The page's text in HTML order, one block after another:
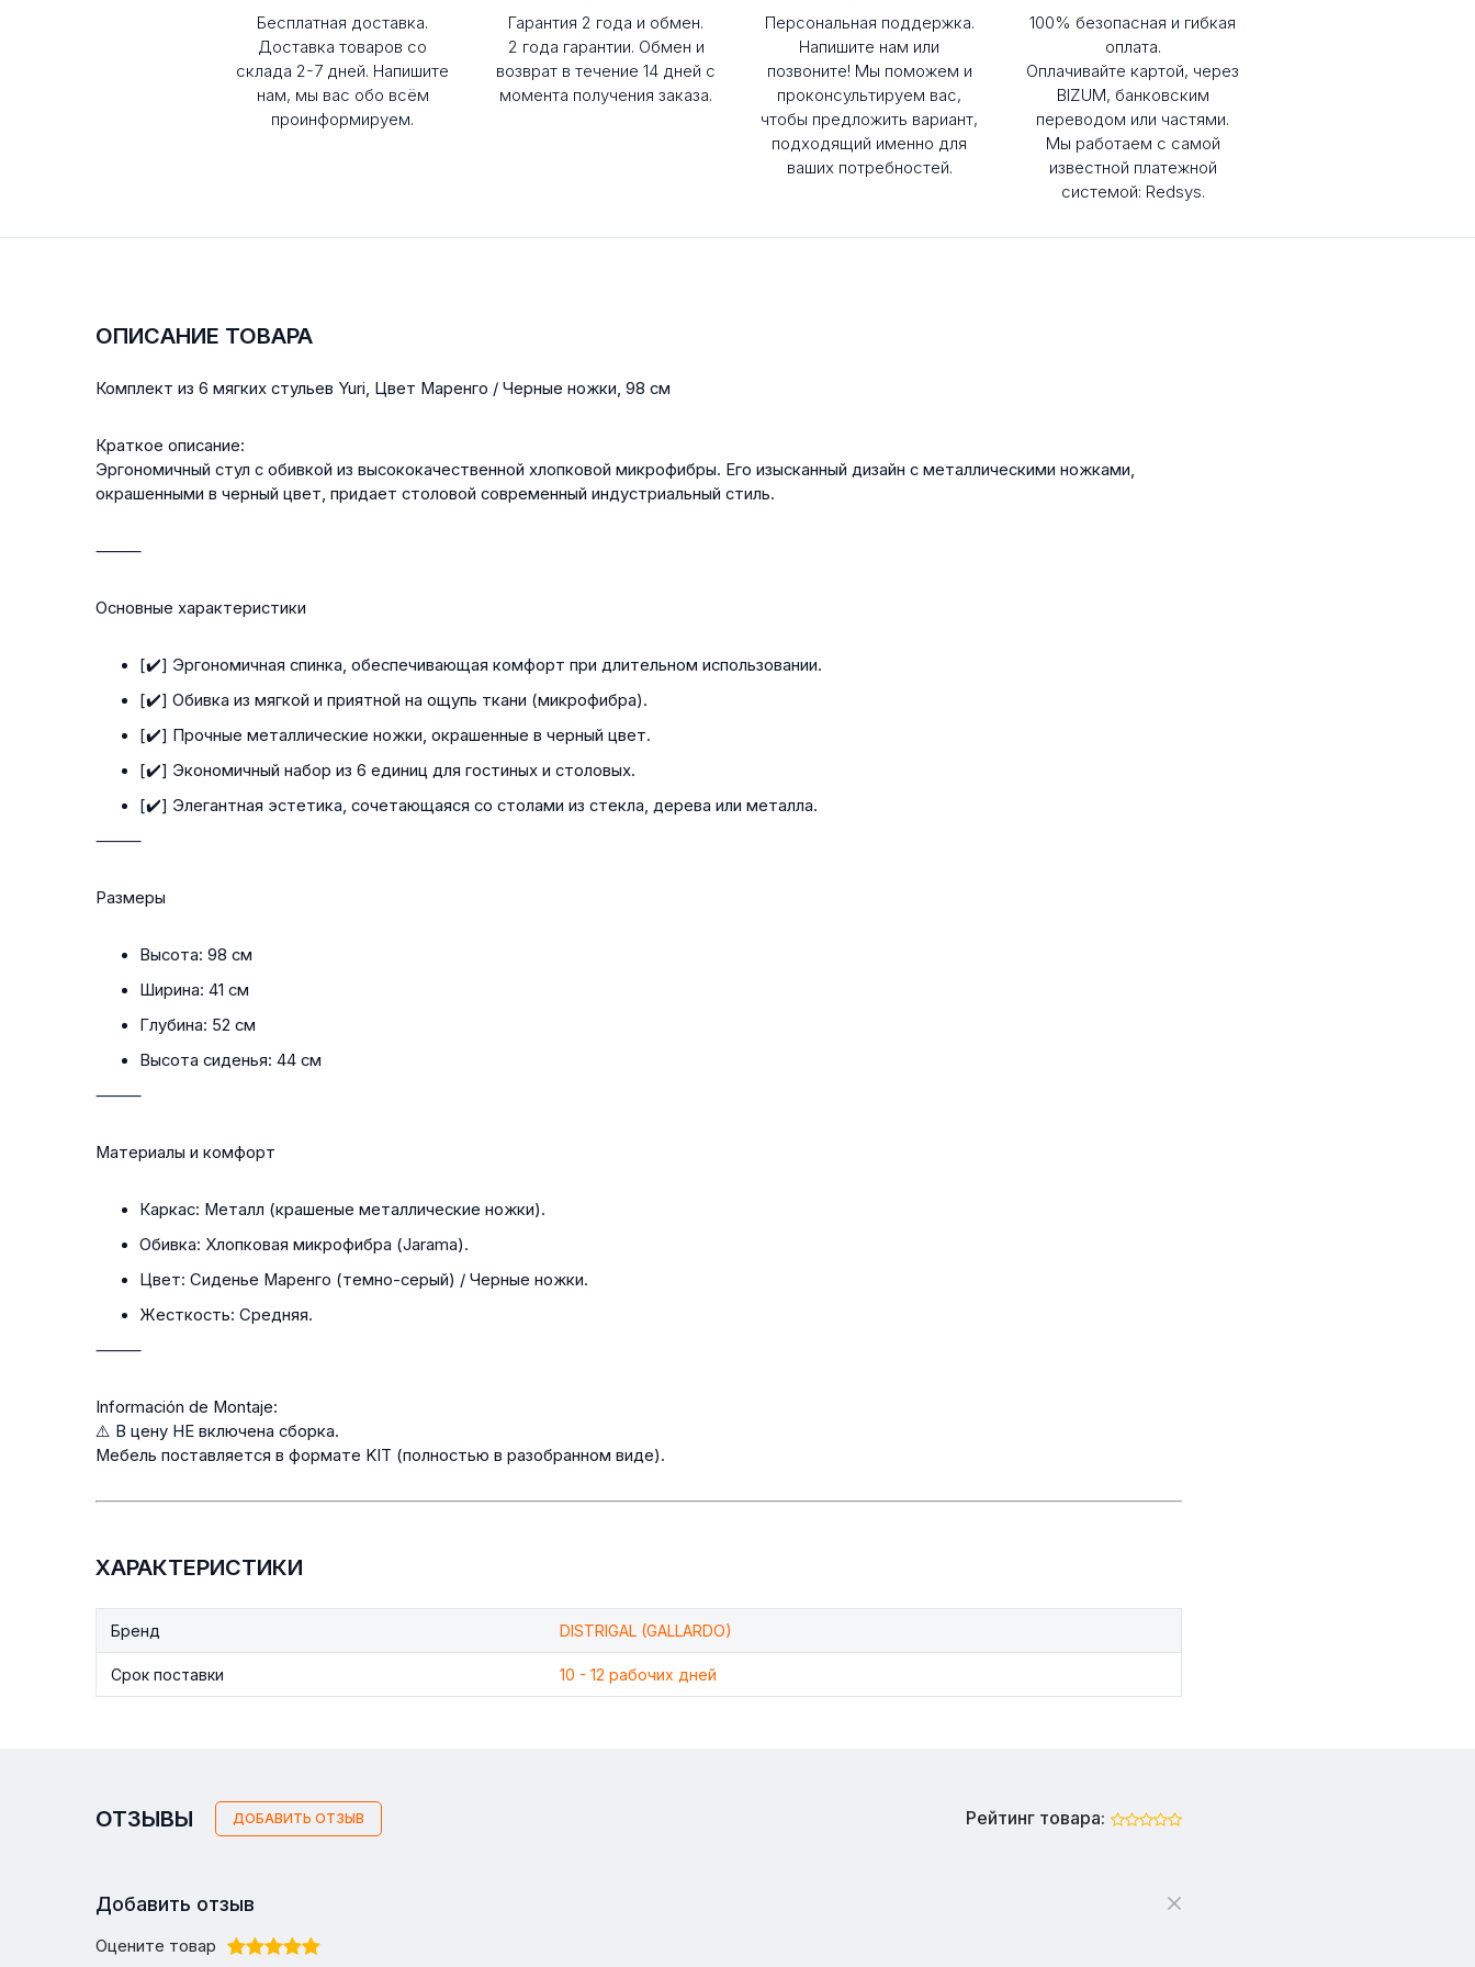
Бесплатная доставка.
Доставка товаров со
склада 2-7 дней. Напишите
нам, мы вас обо всём
проинформируем.
Гарантия 2 года и обмен.
2 года гарантии. Обмен и
возврат в течение 14 дней с
момента получения заказа.
Персональная поддержка.
Напишите нам или
позвоните! Мы поможем и
проконсультируем вас,
чтобы предложить вариант,
подходящий именно для
ваших потребностей.
100% безопасная и гибкая
оплата.
Оплачивайте картой, через
BIZUM, банковским
переводом или частями.
Мы работаем с самой
известной платежной
системой: Redsys.
ОПИСАНИЕ ТОВАРА
Комплект из 6 мягких стульев Yuri, Цвет Маренго / Черные ножки, 98 см
Краткое описание:
Эргономичный стул с обивкой из высококачественной хлопковой микрофибры. Его изысканный дизайн с металлическими ножками,
окрашенными в черный цвет, придает столовой современный индустриальный стиль.
⸻
Основные характеристики
[✔️] Эргономичная спинка, обеспечивающая комфорт при длительном использовании.
[✔️] Обивка из мягкой и приятной на ощупь ткани (микрофибра).
[✔️] Прочные металлические ножки, окрашенные в черный цвет.
[✔️] Экономичный набор из 6 единиц для гостиных и столовых.
[✔️] Элегантная эстетика, сочетающаяся со столами из стекла, дерева или металла.
⸻
Размеры
Высота: 98 см
Ширина: 41 см
Глубина: 52 см
Высота сиденья: 44 см
⸻
Материалы и комфорт
Каркас: Металл (крашеные металлические ножки).
Обивка: Хлопковая микрофибра (Jarama).
Цвет: Сиденье Маренго (темно-серый) / Черные ножки.
Жесткость: Средняя.
⸻
Información de Montaje:
⚠️ В цену НЕ включена сборка.
Мебель поставляется в формате KIT (полностью в разобранном виде).
ХАРАКТЕРИСТИКИ
Бренд DISTRIGAL (GALLARDO)
Срок поставки 10 - 12 рабочих дней
ОТЗЫВЫ ДОБАВИТЬ ОТЗЫВ Рейтинг товара:
Добавить отзыв
Оцените товар